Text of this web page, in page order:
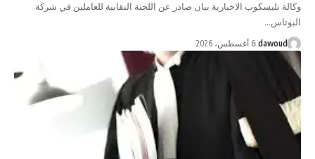
وكالة تليسكوب الاخبارية بيان صادر عن اللجنة النقابية للعاملين في شركة
البوتاس…
dawoud 6 أغسطس، 2026